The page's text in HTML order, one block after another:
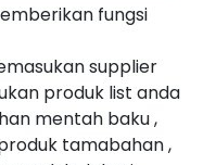
fungsi
supplier
produk list anda
mentah baku ,
tamabahan ,